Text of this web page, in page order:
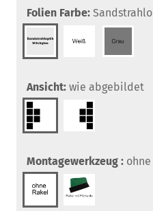
Folien Farbe:
Ansicht: wie abgebildet
Montagewerkzeug :